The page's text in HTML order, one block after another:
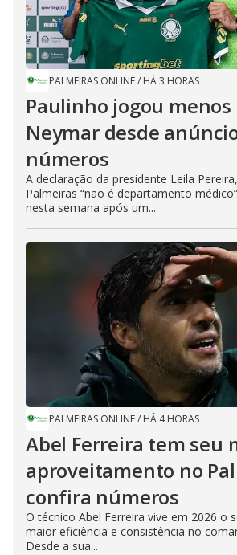
PALMEIRAS ONLINE/ HÁ 3 HORAS
Paulinho jogou menos
Neymar desde
números
A declaração da presidente Leila
Palmeiras “não é departamento
nesta semana após um...
PALMEIRAS ONLINE/ HÁ 4 HORAS
Abel Ferreira tem seu
aproveitamento no
confira números
O técnico Abel Ferreira vive em 2026 o
maior eficiência e consistência no
Desde a sua...